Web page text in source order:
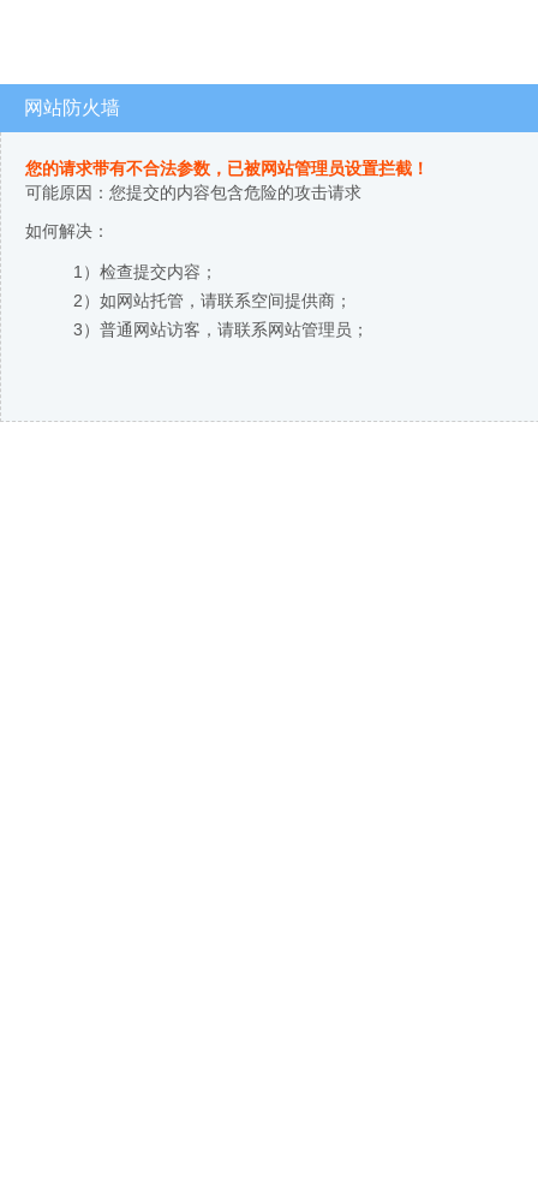
网站防火墙
您的请求带有不合法参数，已被网站管理员设置拦截！
可能原因：您提交的内容包含危险的攻击请求
如何解决：
1）检查提交内容；
2）如网站托管，请联系空间提供商；
3）普通网站访客，请联系网站管理员；